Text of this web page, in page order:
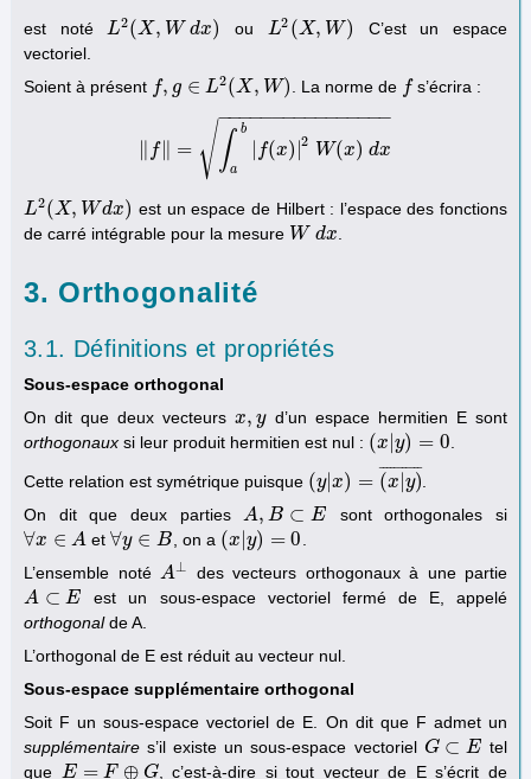
est noté L2(X, W dx)
L2(X,W dx ) ou L2 (X, W)
L2(X,W )
C’est un espace
vectoriel.
Soient à présent f, g ∈ L2(X, W)
f,g ∈ L2 (X,W) . La norme de f
f s’écrira :
∥ f∥ = ∫ b
a
| f(x) |2
W(x) dx
− −
−−−−−−−−−−−−−−
√
‖ ‖=∫ ab x)|2 W(x ) dx
L2(X, Wdx)
L2(X,W dx)
est un espace de Hilbert : l’espace des fonctions
de carré intégrable pour la mesure W dx
W dx .
3. Orthogonalité
3.1. Définitions et propriétés
Sous-espace orthogonal
On dit que deux vecteursx, y
x,y d’un espace hermitien E sont
orthogonaux si leur produit hermitien est nul : (x y) = 0
(x| y)= 0 .
Cette relation est symétrique puisque (y|x) = (x|y)
¯ ¯
¯¯¯¯¯¯¯¯¯
(y| x)= x|y )¯
On dit que deux parties A, B ⊂ E
A,B⊂ E sont orthogonales si
∀x ∈ A
∀x∈A et∀y ∈ B
∀y∈B , on a (x|y) = 0
(x|y)= 0
L’ensemble noté A⊥
A⊥
des vecteurs orthogonaux à une partie
A ⊂ E
A⊂E
est un sous-espace vectoriel fermé de E, appelé
orthogonalde A.
L’orthogonal de E est réduit au vecteur nul.
Sous-espace supplémentaire orthogonal
Soit F un sous-espace vectoriel de E. On dit que F admet un
supplémentaire s’il existe un sous-espace vectoriel G ⊂ E
G⊂E
tel
que E = F ⊕ G
E= F⊕G
, c’est-à-dire si tout vecteur de E s’écrit de